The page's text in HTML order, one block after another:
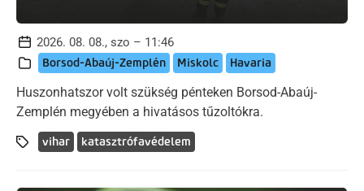
2026. 08. 08., szo – 11:46
Borsod-Abaúj-Zemplén Miskolc Havaria
Huszonhatszor volt szükség pénteken Borsod-Abaúj-
Zemplén megyében a hivatásos tűzoltókra.
vihar katasztrófavédelem